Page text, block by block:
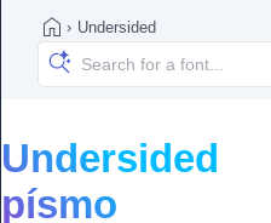
› Undersided
Undersided
písmo